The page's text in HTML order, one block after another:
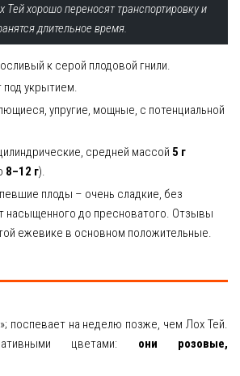
хорошо переносят транспортировку и
длительное время.
к серой плодовой гнили.
укрытием.
упругие, мощные, с потенциальной
средней массой 5 г
8–12 г).
плоды – очень сладкие, без
насыщенного до пресноватого. Отзывы
ежевике в основном положительные.
поспевает на неделю позже, чем Лох Тей.
цветами: они розовые,